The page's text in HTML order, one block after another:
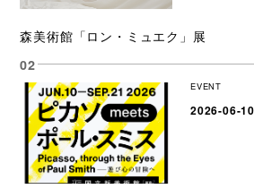
森美術館「ロン・ミュエク」展
EVENT
2026-06-